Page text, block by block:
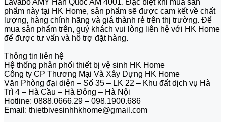
Lavabo AMY Hàn Quốc AM 4001. Đặc biệt khi mua sản
phẩm này tại HK Home, sản phẩm sẽ được cam kết về chất
lượng, hàng chính hãng và giá thành rẻ trên thị trường. Để
mua sản phẩm trên, quý khách vui lòng liên hệ với HK Home
để được tư vấn và hỗ trợ đặt hàng.
Thông tin liên hệ
Hệ thống phân phối thiết bị vệ sinh HK Home
Công ty CP Thương Mại Và Xây Dựng HK Home
Văn Phòng đại diện – Số 35 – LK 22 – Khu đất dịch vụ Hà
Trì 4 – Hà Cầu – Hà Đông – Hà Nội
Hotline: 0888.0666.29 – 098.1900.686
Email: thietbivesinhhkhome@gmail.com